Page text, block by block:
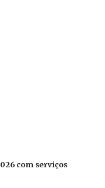
com serviços